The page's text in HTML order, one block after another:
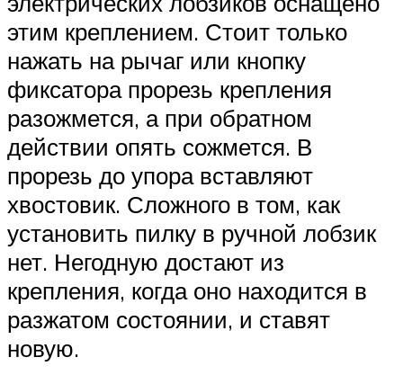
этим креплением. Стоит только
нажать на рычаг или кнопку
фиксатора прорезь крепления
разожмется, а при обратном
действии опять сожмется. В
прорезь до упора вставляют
хвостовик. Сложного в том, как
установить пилку в ручной лобзик
нет. Негодную достают из
крепления, когда оно находится в
разжатом состоянии, и ставят
новую.